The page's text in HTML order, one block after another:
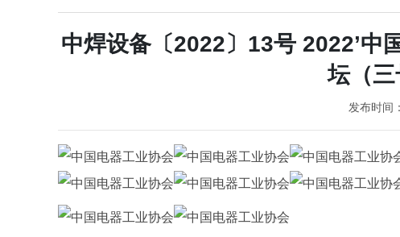
中焊设备〔2022〕13号 2022’中
坛（三
发布时间：